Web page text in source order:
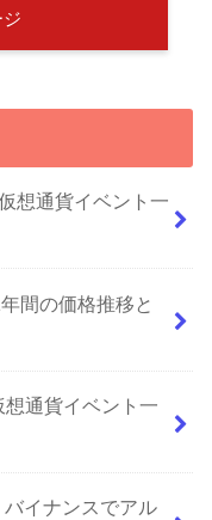
想通貨イベント一
間の価格推移と
通貨イベント一
イナンスでアル